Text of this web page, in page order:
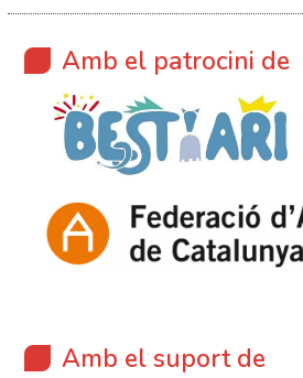
Amb el patrocini de
Amb el suport de